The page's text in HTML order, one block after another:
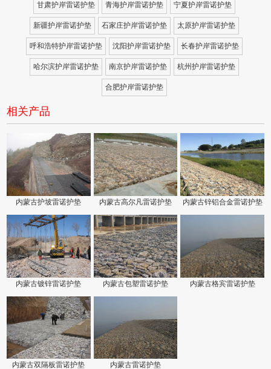
甘肃护岸雷诺护垫 青海护岸雷诺护垫 宁夏护岸雷诺护垫
新疆护岸雷诺护垫 石家庄护岸雷诺护垫 太原护岸雷诺护垫
呼和浩特护岸雷诺护垫 沈阳护岸雷诺护垫 长春护岸雷诺护垫
哈尔滨护岸雷诺护垫 南京护岸雷诺护垫 杭州护岸雷诺护垫
合肥护岸雷诺护垫
相关产品
内蒙古护坡雷诺护垫 内蒙古高尔凡雷诺护垫 内蒙古锌铝合金雷诺护垫
内蒙古镀锌雷诺护垫 内蒙古包塑雷诺护垫 内蒙古格宾雷诺护垫
内蒙古双隔板雷诺护垫 内蒙古雷诺护垫